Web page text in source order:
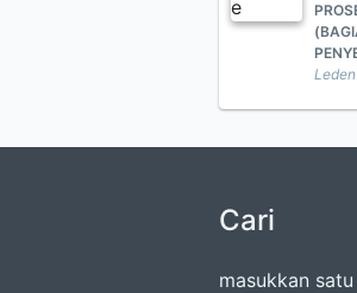
Cari
masukkan